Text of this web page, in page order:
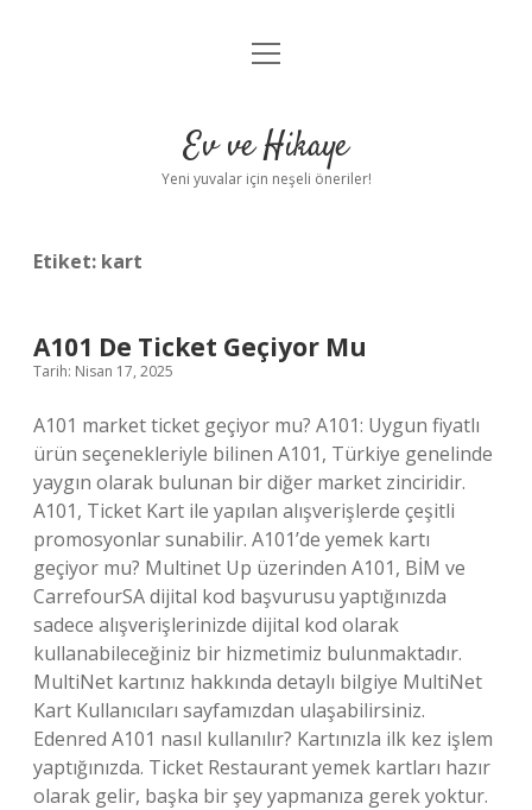
Anasayfa
Yasal Uyarı
menüyü
Ev ve Hikaye
Yeni yuvalar için neşeli öneriler!
Etiket: kart
A101 De Ticket Geçiyor Mu
Tarih: Nisan 17, 2025
A101 market ticket geçiyor mu? A101: Uygun fiyatlı
ürün seçenekleriyle bilinen A101, Türkiye genelinde
yaygın olarak bulunan bir diğer market zinciridir.
A101, Ticket Kart ile yapılan alışverişlerde çeşitli
promosyonlar sunabilir. A101’de yemek kartı
geçiyor mu? Multinet Up üzerinden A101, BİM ve
CarrefourSA dijital kod başvurusu yaptığınızda
sadece alışverişlerinizde dijital kod olarak
kullanabileceğiniz bir hizmetimiz bulunmaktadır.
MultiNet kartınız hakkında detaylı bilgiye MultiNet
Kart Kullanıcıları sayfamızdan ulaşabilirsiniz.
Edenred A101 nasıl kullanılır? Kartınızla ilk kez işlem
yaptığınızda. Ticket Restaurant yemek kartları hazır
olarak gelir, başka bir şey yapmanıza gerek yoktur.